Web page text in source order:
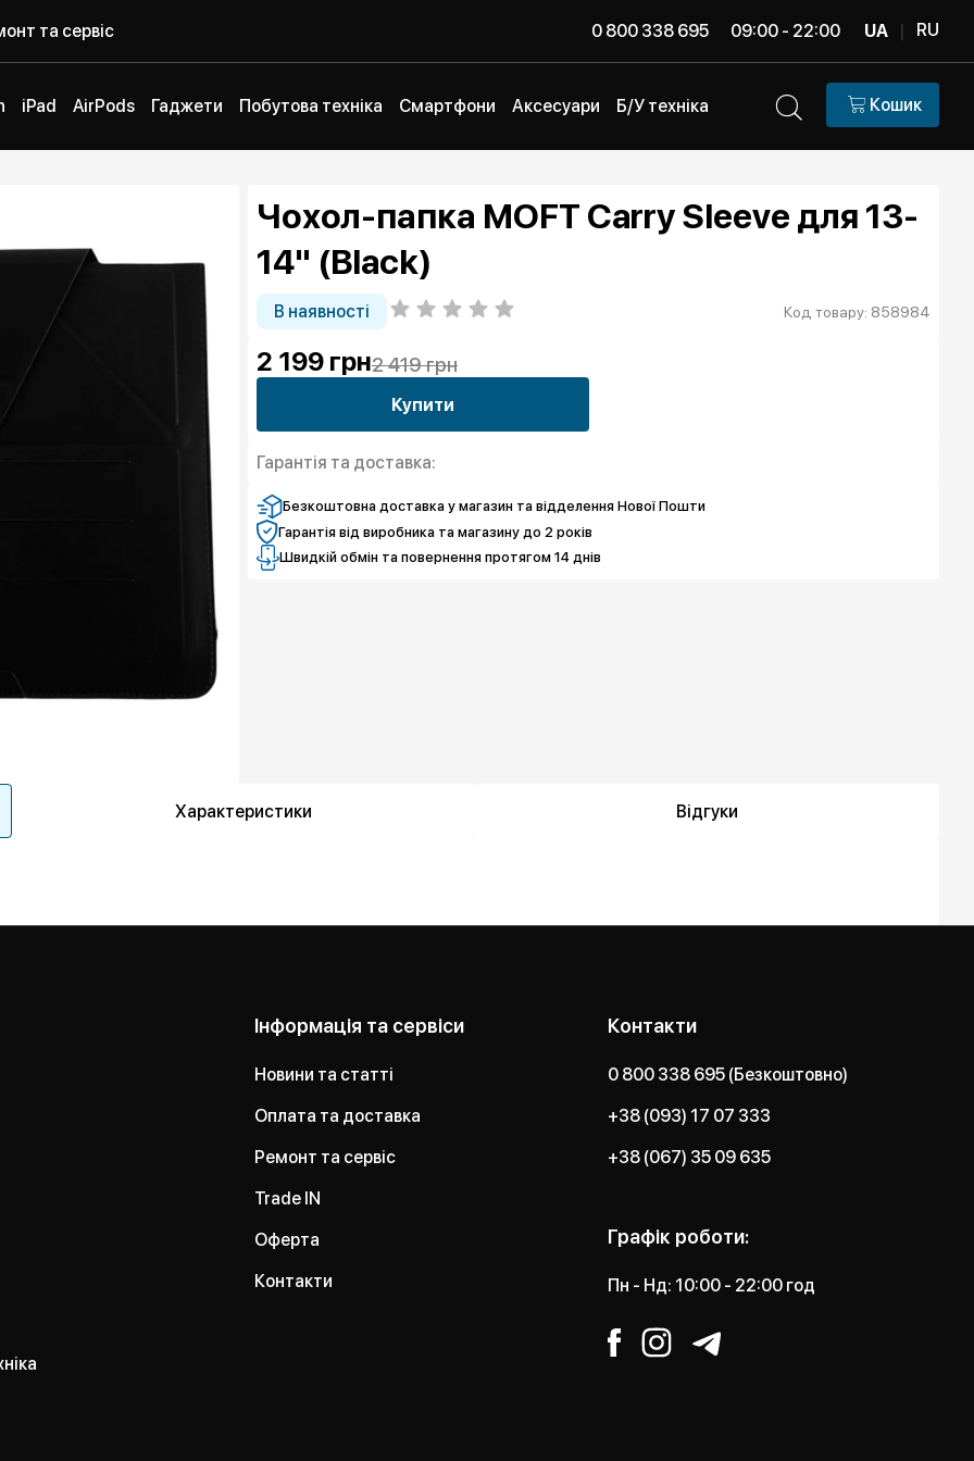
та сервіс 0 800 338 695 09:00 - 22:00 UA | RU
iPad AirPods Гаджети Побутова техніка Смартфони Аксесуари Б/У техніка Кошик
Чохол-папка MOFT Carry Sleeve для 13-
14" (Black)
В наявності Код товару: 858984
2 199 грн2 419 грн
Купити
Гарантія та доставка:
Безкоштовна доставка у магазин та відделення Нової Пошти
Гарантія від виробника та магазину до 2 років
Швидкій обмін та повернення протягом 14 днів
Характеристики Відгуки
Інформація та сервіси
Новини та статті
Оплата та доставка
Ремонт та сервіс
Trade IN
Оферта
Контакти
Контакти
0 800 338 695 (Безкоштовно)
+38 (093) 17 07 333
+38 (067) 35 09 635
Графік роботи:
Пн - Нд: 10:00 - 22:00 год